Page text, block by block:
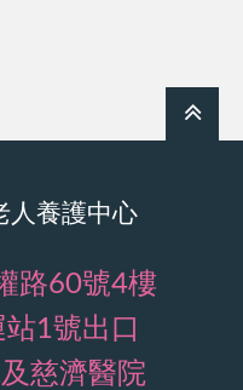
人養護中心
路60號4樓
1號出口
慈濟醫院